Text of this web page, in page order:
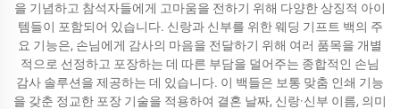
을 기념하고 참석자들에게 고마움을 전하기 위해 다양한 상징적 아이
템들이 포함되어 있습니다. 신랑과 신부를 위한 웨딩 기프트 백의 주
요 기능은, 손님에게 감사의 마음을 전달하기 위해 여러 품목을 개별
적으로 선정하고 포장하는 데 따른 부담을 덜어주는 종합적인 손님
감사 솔루션을 제공하는 데 있습니다. 이 백들은 보통 맞춤 인쇄 기능
을 갖춘 정교한 포장 기술을 적용하여 결혼 날짜, 신랑·신부 이름, 의미